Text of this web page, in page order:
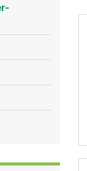
der für
dem 10.
damit
Der 11.